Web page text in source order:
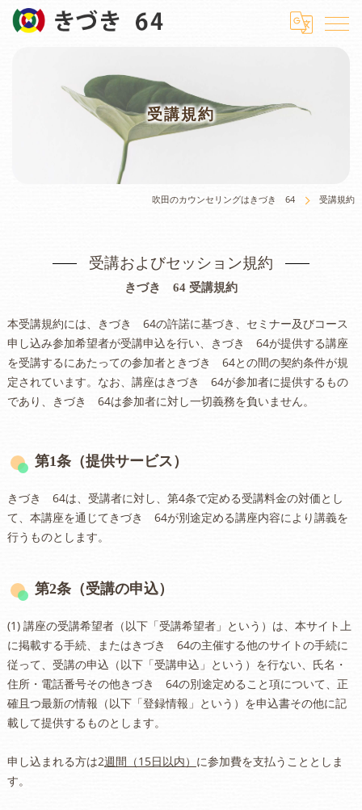
受講規約
吹田のカウンセリングはきづき 64 受講規約
きづき 64 受講規約
受講およびセッション規約
本受講規約には、きづき 64の許諾に基づき、セミナー及びコース
申し込み参加希望者が受講申込を行い、きづき 64が提供する講座
を受講するにあたっての参加者ときづき 64との間の契約条件が規
定されています。なお、講座はきづき 64が参加者に提供するもの
であり、きづき 64は参加者に対し一切義務を負いません。
第1条（提供サービス）
きづき 64は、受講者に対し、第4条で定める受講料金の対価とし
て、本講座を通じてきづき 64が別途定める講座内容により講義を
行うものとします。
第2条（受講の申込）
(1) 講座の受講希望者（以下「受講希望者」という）は、本サイト上
に掲載する手続、またはきづき 64の主催する他のサイトの手続に
従って、受講の申込（以下「受講申込」という）を行ない、氏名・
住所・電話番号その他きづき 64の別途定めること項について、正
確且つ最新の情報（以下「登録情報」という）を申込書その他に記
載して提供するものとします。
申し込まれる方は2週間（15日以内） に参加費を支払うこととしま
す。